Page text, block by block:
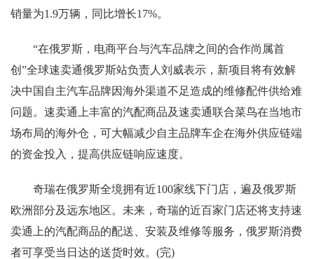
销量为1.9万辆，同比增长17%。
“在俄罗斯，电商平台与汽车品牌之间的合作尚属首
创”全球速卖通俄罗斯站负责人刘威表示，新项目将有效解
决中国自主汽车品牌因海外渠道不足造成的维修配件供给难
问题。速卖通上丰富的汽配商品及速卖通联合菜鸟在当地市
场布局的海外仓，可大幅减少自主品牌车企在海外供应链端
的资金投入，提高供应链响应速度。
奇瑞在俄罗斯全境拥有近100家线下门店，遍及俄罗斯
欧洲部分及远东地区。未来，奇瑞的近百家门店还将支持速
卖通上的汽配商品的配送、安装及维修等服务，俄罗斯消费
者可享受当日达的送货时效。(完)